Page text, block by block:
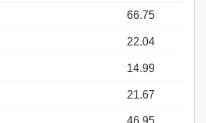
66.75
22.04
14.99
21.67